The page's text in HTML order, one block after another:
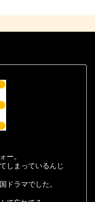
ー。
しまっているんじ
ドラマでした。